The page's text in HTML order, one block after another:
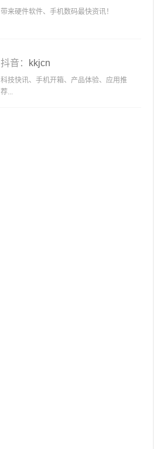
带来硬件软件、手机数码最快资讯！
抖音： kkjcn
科技快讯、手机开箱、产品体验、应用推
荐...